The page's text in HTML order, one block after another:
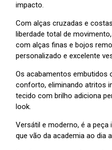
impacto.
Com alças cruzadas e
liberdade total de
com alças finas e bojos
personalizado e excelente
Os acabamentos embutidos
conforto, eliminando atritos
tecido com brilho adiciona
look.
Versátil e moderno, é a peça
que vão da academia ao dia